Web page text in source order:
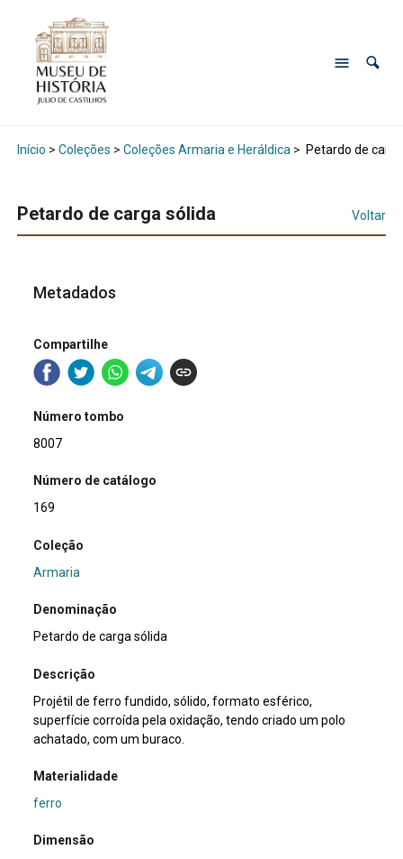
Início > Coleções > Coleções Armaria e Heráldica > Petardo de
Petardo de carga sólida Voltar
Metadados
Compartilhe
Número tombo
8007
Número de catálogo
169
Coleção
Armaria
Denominação
Petardo de carga sólida
Descrição
Projétil de ferro fundido, sólido, formato esférico,
superfície corroída pela oxidação, tendo criado um polo
achatado, com um buraco.
Materialidade
ferro
Dimensão